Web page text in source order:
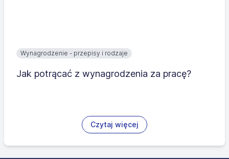
Wynagrodzenie - przepisy i rodzaje
Jak potrącać z wynagrodzenia za pracę?
Czytaj więcej